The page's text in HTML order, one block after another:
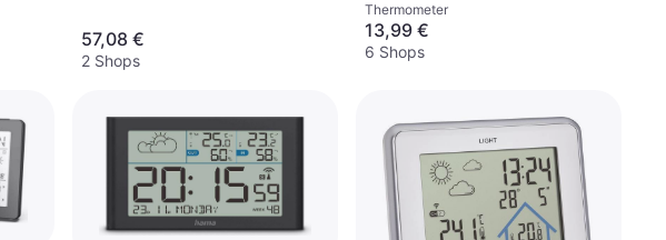
57,08 €
2 Shops
with Screen
Thermometer
13,99 €
6 Shops